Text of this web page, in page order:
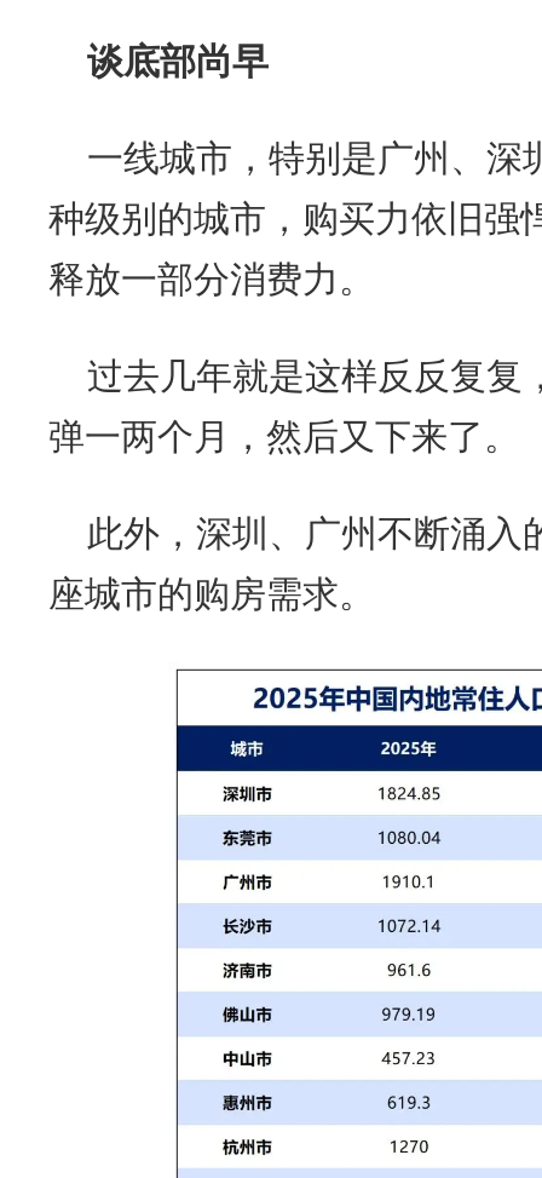
谈底部尚早
一线城市，特别是广州、深
种级别的城市，购买力依旧强
释放一部分消费力。
过去几年就是这样反反复复
弹一两个月，然后又下来了。
此外，深圳、广州不断涌入
座城市的购房需求。